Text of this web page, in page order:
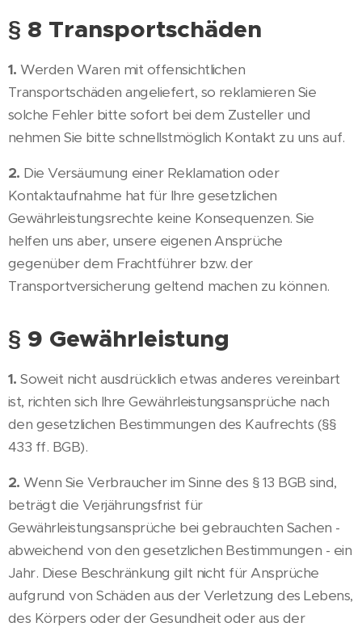
§ 8 Transportschäden
1.Werden Waren mit offensichtlichen
Transportschäden angeliefert, so reklamieren Sie
solche Fehler bitte sofort bei dem Zusteller und
nehmen Sie bitte schnellstmöglich Kontakt zu uns auf.
2. Die Versäumung einer Reklamation oder
Kontaktaufnahme hat für Ihre gesetzlichen
Gewährleistungsrechte keine Konsequenzen. Sie
helfen uns aber, unsere eigenen Ansprüche
gegenüber dem Frachtführer bzw. der
Transportversicherung geltend machen zu können.
§ 9 Gewährleistung
1. Soweit nicht ausdrücklich etwas anderes vereinbart
ist, richten sich Ihre Gewährleistungsansprüche nach
den gesetzlichen Bestimmungen des Kaufrechts (§§
433 ff. BGB).
2. Wenn Sie Verbraucher im Sinne des § 13 BGB sind,
beträgt die Verjährungsfrist für
Gewährleistungsansprüche bei gebrauchten Sachen -
abweichend von den gesetzlichen Bestimmungen - ein
Jahr. Diese Beschränkung gilt nicht für Ansprüche
aufgrund von Schäden aus der Verletzung des Lebens,
des Körpers oder der Gesundheit oder aus der